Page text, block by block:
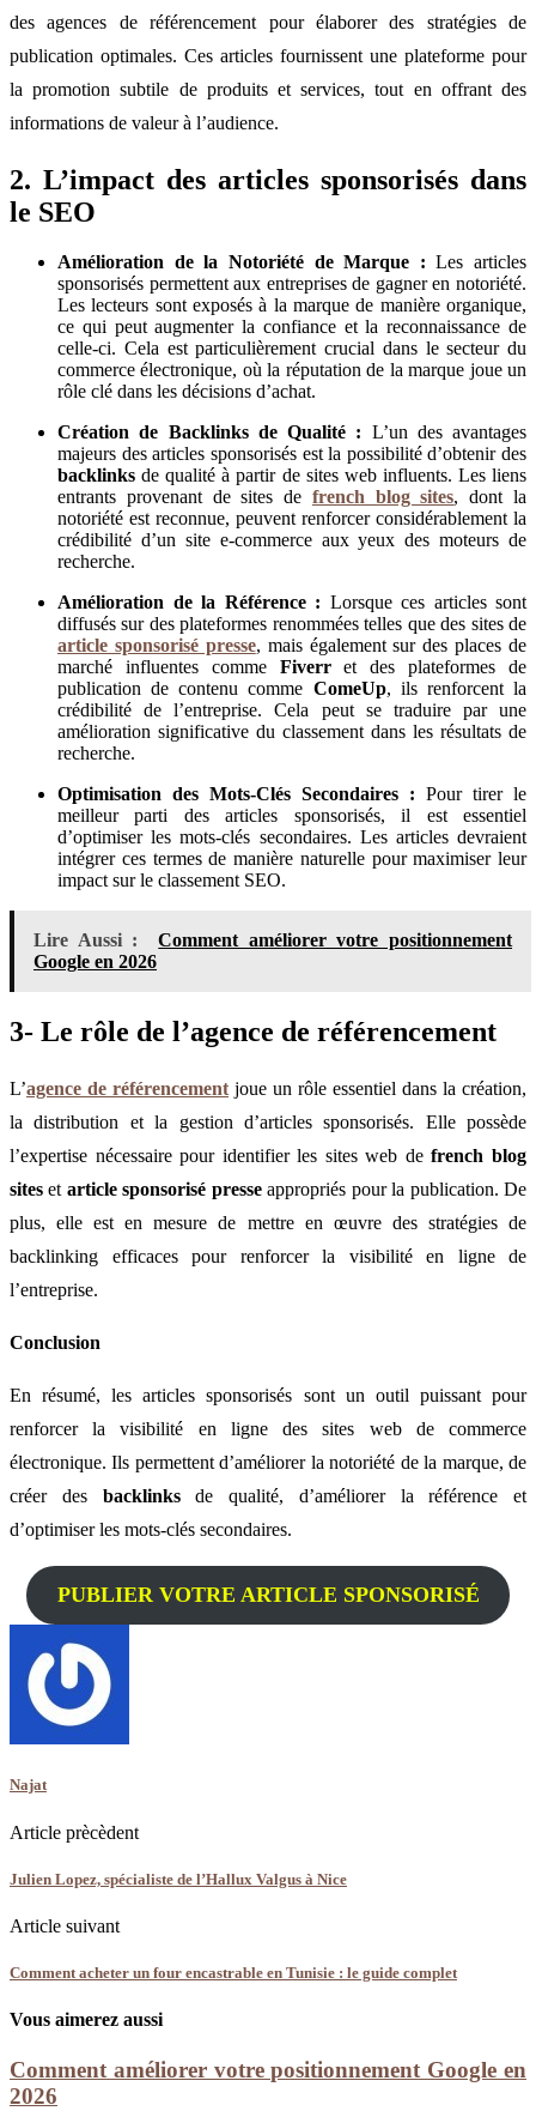
des agences de référencement pour élaborer des stratégies de
publication optimales. Ces articles fournissent une plateforme pour
la promotion subtile de produits et services, tout en offrant des
informations de valeur à l’audience.
2. L’impact des articles sponsorisés dans
le SEO
Amélioration de la Notoriété de Marque : Les articles
sponsorisés permettent aux entreprises de gagner en notoriété.
Les lecteurs sont exposés à la marque de manière organique,
ce qui peut augmenter la confiance et la reconnaissance de
celle-ci. Cela est particulièrement crucial dans le secteur du
commerce électronique, où la réputation de la marque joue un
rôle clé dans les décisions d’achat.
Création de Backlinks de Qualité : L’un des avantages
majeurs des articles sponsorisés est la possibilité d’obtenir des
backlinks de qualité à partir de sites web influents. Les liens
entrants provenant de sites de french blog sites, dont la
notoriété est reconnue, peuvent renforcer considérablement la
crédibilité d’un site e-commerce aux yeux des moteurs de
recherche.
Amélioration de la Référence : Lorsque ces articles sont
diffusés sur des plateformes renommées telles que des sites de
article sponsorisé presse, mais également sur des places de
marché influentes comme Fiverret des plateformes de
publication de contenu comme ComeUp, ils renforcent la
crédibilité de l’entreprise. Cela peut se traduire par une
amélioration significative du classement dans les résultats de
recherche.
Optimisation des Mots-Clés Secondaires : Pour tirer le
meilleur parti des articles sponsorisés, il est essentiel
d’optimiser les mots-clés secondaires. Les articles devraient
intégrer ces termes de manière naturelle pour maximiser leur
impact sur le classement SEO.
Lire Aussi :
Comment améliorer votre positionnement
Google en 2026
3- Le rôle de l’agence de référencement
L’agence de référencement joue un rôle essentiel dans la création,
la distribution et la gestion d’articles sponsorisés. Elle possède
l’expertise nécessaire pour identifier les sites web defrench blog
sites et article sponsorisé presseappropriés pour la publication. De
plus, elle est en mesure de mettre en œuvre des stratégies de
backlinking efficaces pour renforcer la visibilité en ligne de
l’entreprise.
Conclusion
En résumé, les articles sponsorisés sont un outil puissant pour
renforcer la visibilité en ligne des sites web de commerce
électronique. Ils permettent d’améliorer la notoriété de la marque, de
créer des backlinksde qualité, d’améliorer la référence et
d’optimiser les mots-clés secondaires.
PUBLIER VOTRE ARTICLE SPONSORISÉ
Najat
Article prècèdent
Julien Lopez, spécialiste de l’Hallux Valgus à Nice
Article suivant
Comment acheter un four encastrable en Tunisie : le guide complet
Vous aimerez aussi
Comment améliorer votre positionnement Google en
2026